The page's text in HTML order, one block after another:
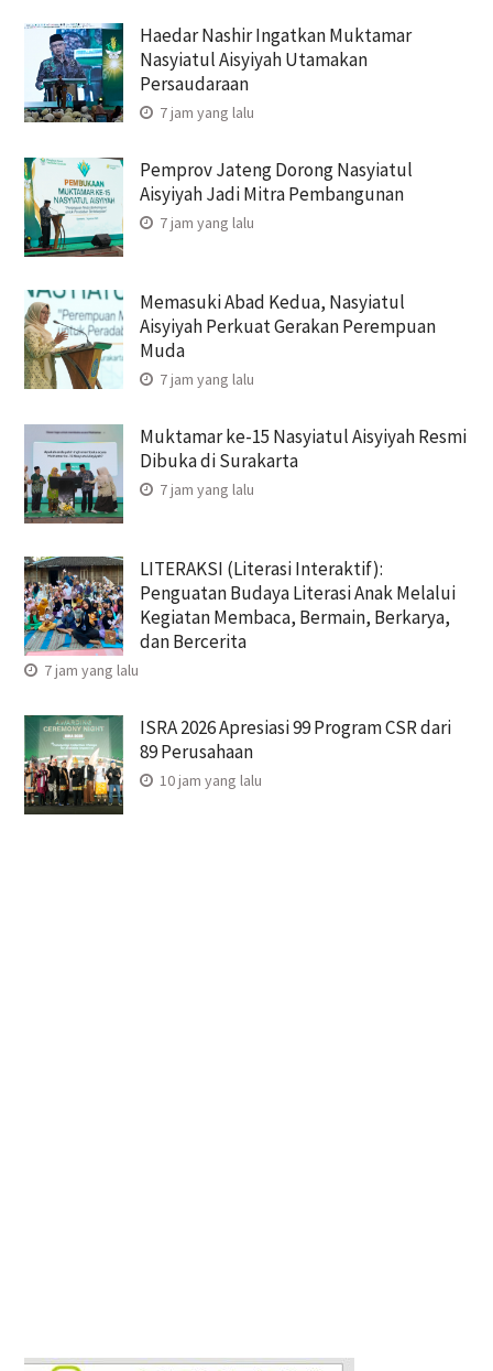
Haedar Nashir Ingatkan Muktamar
Nasyiatul Aisyiyah Utamakan
Persaudaraan
7 jam yang lalu
Pemprov Jateng Dorong Nasyiatul
Aisyiyah Jadi Mitra Pembangunan
7 jam yang lalu
Memasuki Abad Kedua, Nasyiatul
Aisyiyah Perkuat Gerakan Perempuan
Muda
7 jam yang lalu
Muktamar ke-15 Nasyiatul Aisyiyah Resmi
Dibuka di Surakarta
7 jam yang lalu
LITERAKSI (Literasi Interaktif):
Penguatan Budaya Literasi Anak Melalui
Kegiatan Membaca, Bermain, Berkarya,
dan Bercerita
7 jam yang lalu
ISRA 2026 Apresiasi 99 Program CSR dari
89 Perusahaan
10 jam yang lalu